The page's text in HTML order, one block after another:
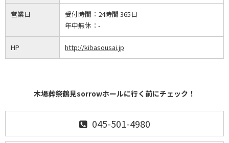
営業日 受付時間： 24時間 365日
年中無休： -
HP http://kibasousai.jp
木場葬祭鶴見sorrowホールに行く前にチェック！
045-501-4980